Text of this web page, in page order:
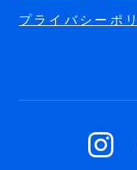
プライバシーポ